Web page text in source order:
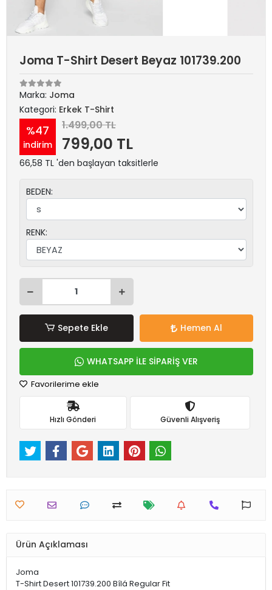
Joma T-Shirt Desert Beyaz 101739.200
Marka: Joma
Kategori: Erkek T-Shirt
%47
indirim
1.499,00 TL
799,00 TL
66,58 TL 'den başlayan taksitlerle
BEDEN:
RENK:
Sepete Ekle Hemen Al
WHATSAPP İLE SİPARİŞ VER
Favorilerime ekle
Hızlı Gönderi Güvenli Alışveriş
Ürün Açıklaması
Joma
T-Shirt Desert 101739.200 Bílá Regular Fit